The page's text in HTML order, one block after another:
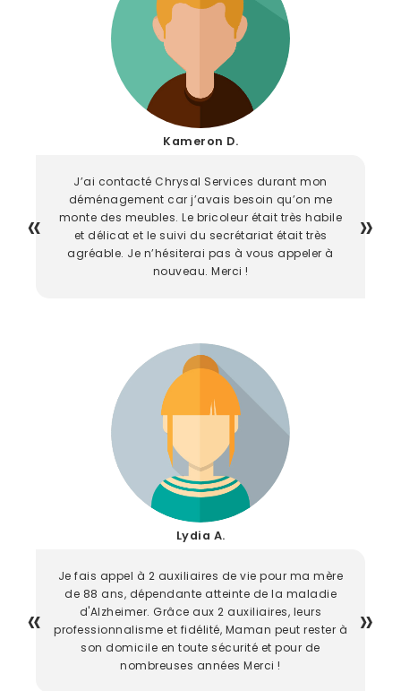
Kameron D.
J’ai contacté Chrysal Services durant mon
déménagement car j’avais besoin qu’on me
monte des meubles. Le bricoleur était très habile
et délicat et le suivi du secrétariat était très
agréable. Je n’hésiterai pas à vous appeler à
nouveau. Merci !
Lydia A.
Je fais appel à 2 auxiliaires de vie pour ma mère
de 88 ans, dépendante atteinte de la maladie
d'Alzheimer. Grâce aux 2 auxiliaires, leurs
professionnalisme et fidélité, Maman peut rester à
son domicile en toute sécurité et pour de
nombreuses années Merci !